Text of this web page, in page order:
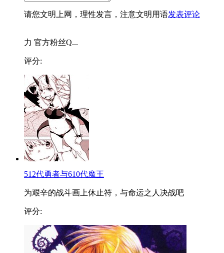
请您文明上网，理性发言，注意文明用语发表评论
力 官方粉丝Q...
评分:
512代勇者与610代魔王
为艰辛的战斗画上休止符，与命运之人决战吧
评分: